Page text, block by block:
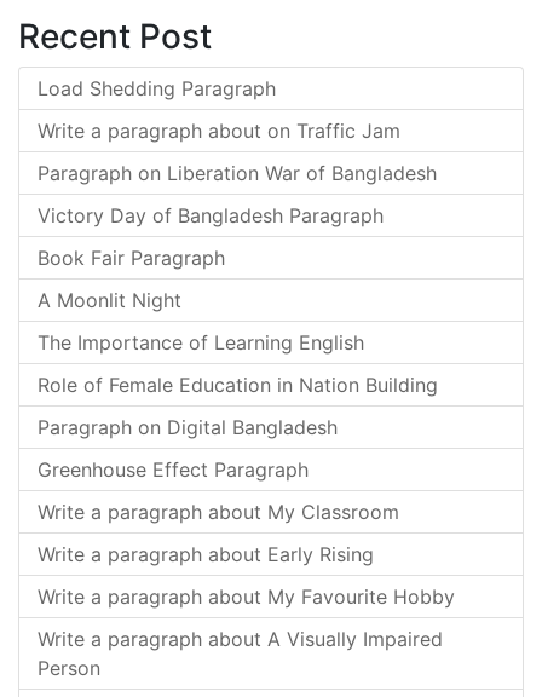
Recent Post
Load Shedding Paragraph
Write a paragraph about on Traffic Jam
Paragraph on Liberation War of Bangladesh
Victory Day of Bangladesh Paragraph
Book Fair Paragraph
A Moonlit Night
The Importance of Learning English
Role of Female Education in Nation Building
Paragraph on Digital Bangladesh
Greenhouse Effect Paragraph
Write a paragraph about My Classroom
Write a paragraph about Early Rising
Write a paragraph about My Favourite Hobby
Write a paragraph about A Visually Impaired
Person